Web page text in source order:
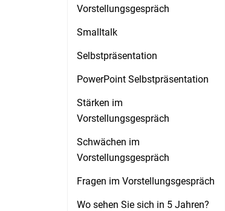
Vorstellungsgespräch
Smalltalk
Selbstpräsentation
PowerPoint Selbstpräsentation
Stärken im
Vorstellungsgespräch
Schwächen im
Vorstellungsgespräch
Fragen im Vorstellungsgespräch
Wo sehen Sie sich in 5 Jahren?